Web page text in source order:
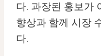
다. 과장된 홍보가
향상과 함께 시장
다.